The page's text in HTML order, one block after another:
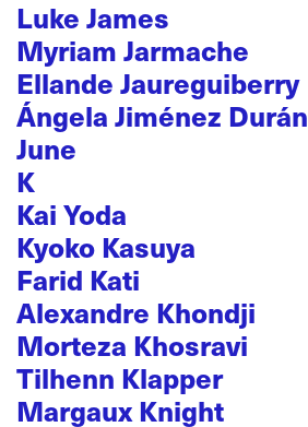
Luke James
Myriam Jarmache
Ellande Jaureguiberry
Ángela Jiménez Durán
June
K
Kai Yoda
Kyoko Kasuya
Farid Kati
Alexandre Khondji
Morteza Khosravi
Tilhenn Klapper
Margaux Knight